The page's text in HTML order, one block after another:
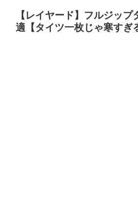
【レイヤード】フルジップ
適【タイツ一枚じゃ寒すぎ